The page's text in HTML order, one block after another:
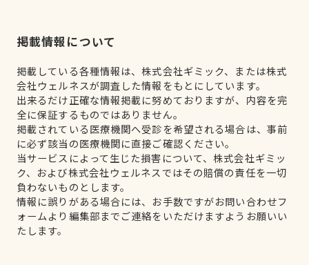
掲載情報について
掲載している各種情報は、株式会社ギミック、または株式
会社ウェルネスが調査した情報をもとにしています。
出来るだけ正確な情報掲載に努めておりますが、内容を完
全に保証するものではありません。
掲載されている医療機関へ受診を希望される場合は、事前
に必ず該当の医療機関に直接ご確認ください。
当サービスによって生じた損害について、株式会社ギミッ
ク、および株式会社ウェルネスではその賠償の責任を一切
負わないものとします。
情報に誤りがある場合には、お手数ですがお問い合わせフ
ォームより編集部までご連絡をいただけますようお願いい
たします。